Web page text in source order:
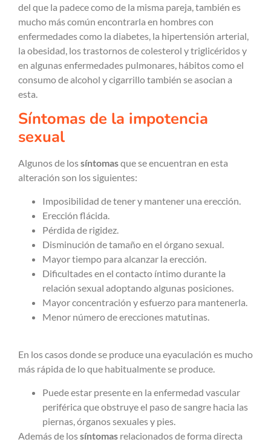
del que la padece como de la misma pareja, también es
mucho más común encontrarla en hombres con
enfermedades como la diabetes, la hipertensión arterial,
la obesidad, los trastornos de colesterol y triglicéridos y
en algunas enfermedades pulmonares, hábitos como el
consumo de alcohol y cigarrillo también se asocian a
esta.
Síntomas de la impotencia
sexual
Algunos de lossíntomasque se encuentran en esta
alteración son los siguientes:
Imposibilidad de tener y mantener una erección.
Erección flácida.
Pérdida de rigidez.
Disminución de tamaño en el órgano sexual.
Mayor tiempo para alcanzar la erección.
Dificultades en el contacto íntimo durante la
relación sexual adoptando algunas posiciones.
Mayor concentración y esfuerzo para mantenerla.
Menor número de erecciones matutinas.
En los casos donde se produce una eyaculación es mucho
más rápida de lo que habitualmente se produce.
Puede estar presente en la enfermedad vascular
periférica que obstruye el paso de sangre hacia las
piernas, órganos sexuales y pies.
Además de lossíntomas relacionados de forma directa